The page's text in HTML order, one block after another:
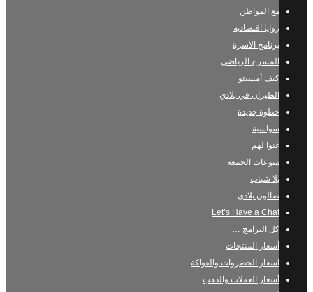
مع المواطن
زوايا اقتصادية
برنامج الأسرة
المسرح الرياضي
كيف أمسيتو
الطيران في بلادي
خطوة جديدة
سواسية
غنوا لهم
منوعات الجمعة
يلا شباب
صالون بلادي
Let’s Have a Chat
كل البرامج …
أسعار المنتجات
اسعار الخضروات والفواكة
أسعار العملات والذهب